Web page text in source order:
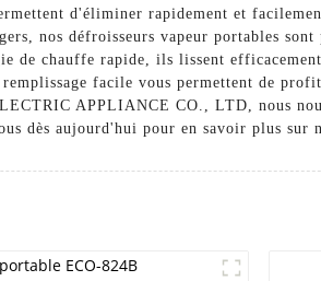
d'éliminer rapidement et
nos défroisseurs vapeur portables
de chauffe rapide, ils lissent
facile vous permettent de
APPLIANCE CO., LTD, nous
dès aujourd'hui pour en savoir plus sur